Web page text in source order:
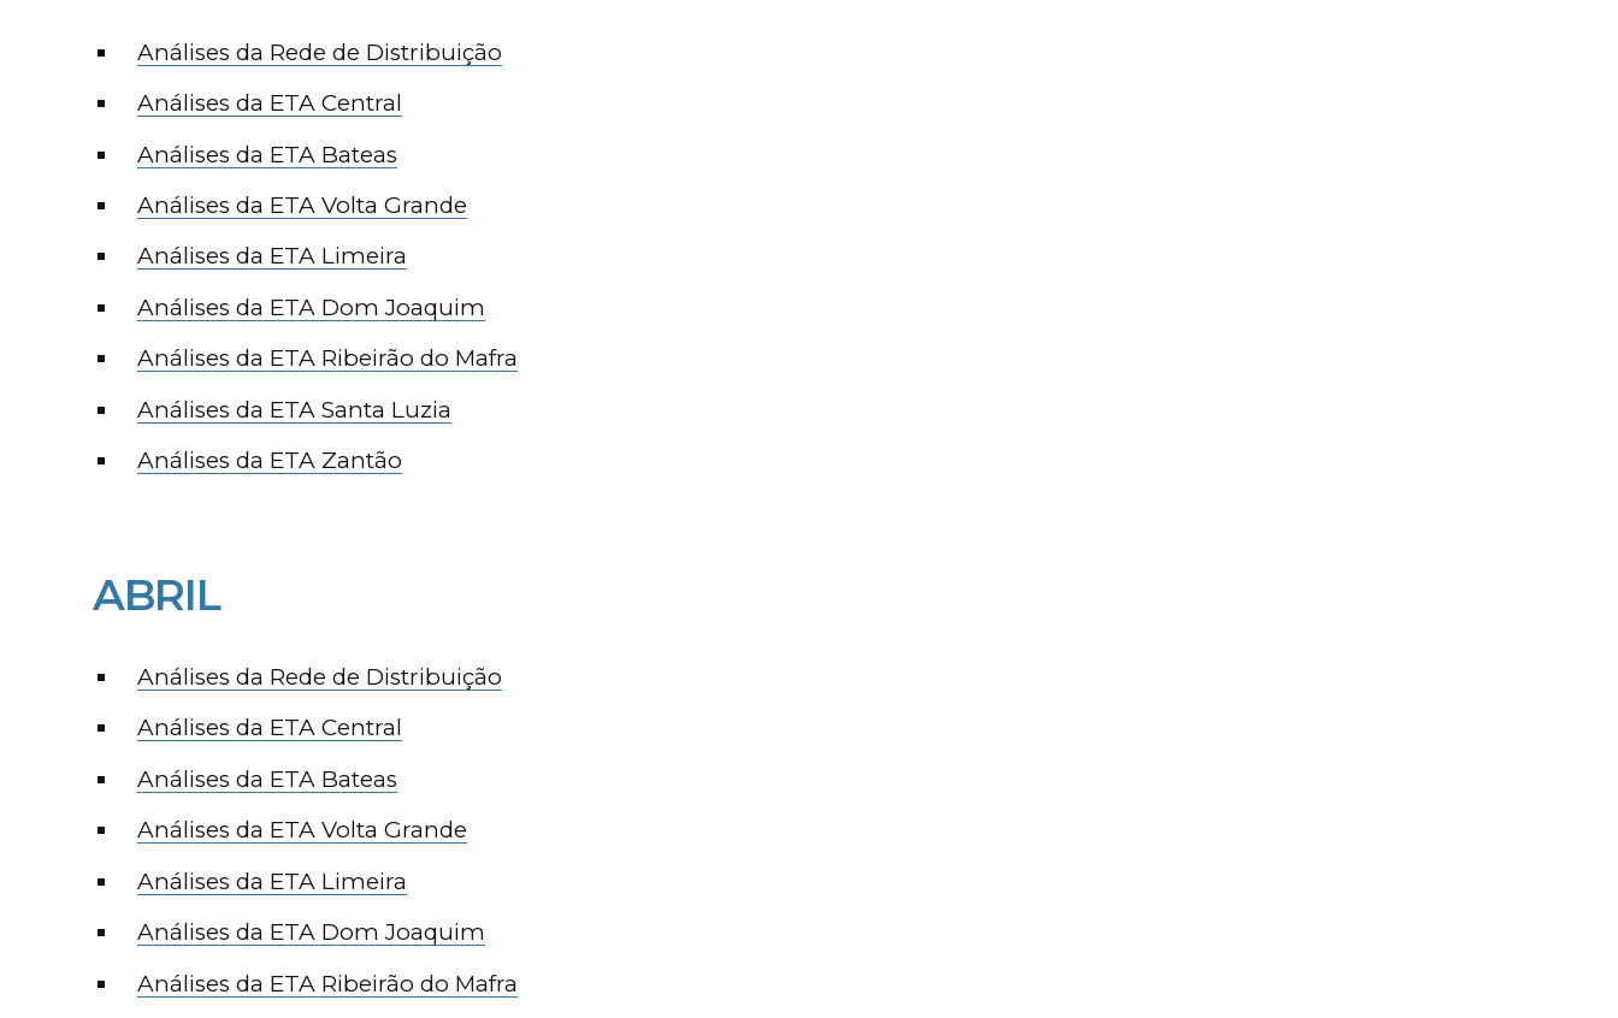
Análises da Rede de Distribuição
Análises da ETA Central
Análises da ETA Bateas
Análises da ETA Volta Grande
Análises da ETA Limeira
Análises da ETA Dom Joaquim
Análises da ETA Ribeirão do Mafra
Análises da ETA Santa Luzia
Análises da ETA Zantão
ABRIL
Análises da Rede de Distribuição
Análises da ETA Central
Análises da ETA Bateas
Análises da ETA Volta Grande
Análises da ETA Limeira
Análises da ETA Dom Joaquim
Análises da ETA Ribeirão do Mafra